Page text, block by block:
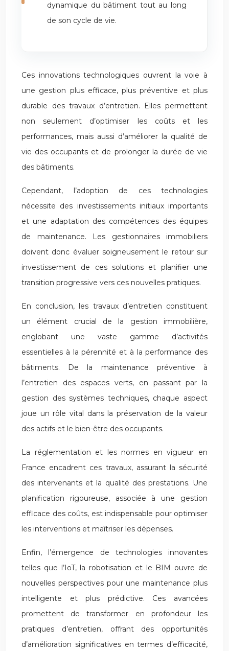
dynamique du bâtiment tout au long
de son cycle de vie.
Ces innovations technologiques ouvrent la voie à
une gestion plus efficace, plus préventive et plus
durable des travaux d’entretien. Elles permettent
non seulement d’optimiser les coûts et les
performances, mais aussi d’améliorer la qualité de
vie des occupants et de prolonger la durée de vie
des bâtiments.
Cependant, l’adoption de ces technologies
nécessite des investissements initiaux importants
et une adaptation des compétences des équipes
de maintenance. Les gestionnaires immobiliers
doivent donc évaluer soigneusement le retour sur
investissement de ces solutions et planifier une
transition progressive vers ces nouvelles pratiques.
En conclusion, les travaux d’entretien constituent
un élément crucial de la gestion immobilière,
englobant une vaste gamme d’activités
essentielles à la pérennité et à la performance des
bâtiments. De la maintenance préventive à
l’entretien des espaces verts, en passant par la
gestion des systèmes techniques, chaque aspect
joue un rôle vital dans la préservation de la valeur
des actifs et le bien-être des occupants.
La réglementation et les normes en vigueur en
France encadrent ces travaux, assurant la sécurité
des intervenants et la qualité des prestations. Une
planification rigoureuse, associée à une gestion
efficace des coûts, est indispensable pour optimiser
les interventions et maîtriser les dépenses.
Enfin, l’émergence de technologies innovantes
telles que l’IoT, la robotisation et le BIM ouvre de
nouvelles perspectives pour une maintenance plus
intelligente et plus prédictive. Ces avancées
promettent de transformer en profondeur les
pratiques d’entretien, offrant des opportunités
d’amélioration significatives en termes d’efficacité,